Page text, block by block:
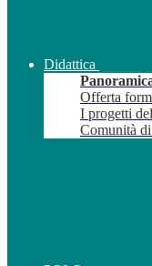
Didattica
Offerta
I progetti
Comunità